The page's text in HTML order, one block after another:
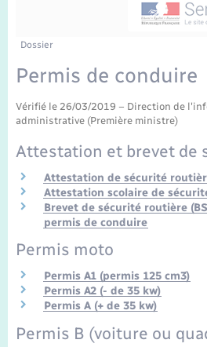
Etat-civil - Papiers -
Mariage – PACS
Parrainage civil
Recensement
Nouvel habitant
Numérique
Organisation d’événement
Sécurité - Prévention
Transports scolaires
Travaux - Autorisation
Compétences
Plan interactif
Présentation de la commune
La Communauté de
Dossier
Permis de conduire
Vérifié le 26/03/2019 – Direction de
administrative (Première ministre)
Attestation et brevet de
Attestation de sécurité
Attestation scolaire de
Brevet de sécurité routière
permis de conduire
Permis moto
Permis A1 (permis 125 cm3)
Permis A2 (- de 35 kw)
Permis A (+ de 35 kw)
Permis B (voiture ou